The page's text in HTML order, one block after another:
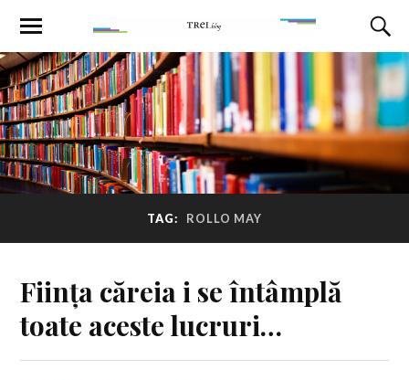
TAG: ROLLO MAY
Ființa căreia i se întâmplă
toate aceste lucruri…